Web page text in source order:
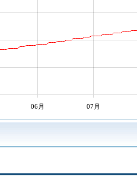
06月 07月